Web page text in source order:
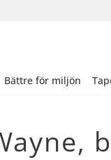
Bättre för miljön